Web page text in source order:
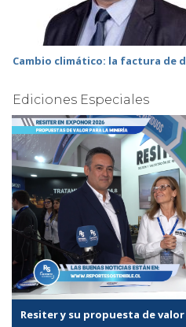
Cambio climático: la factura de
Ediciones Especiales
Resiter y su propuesta de